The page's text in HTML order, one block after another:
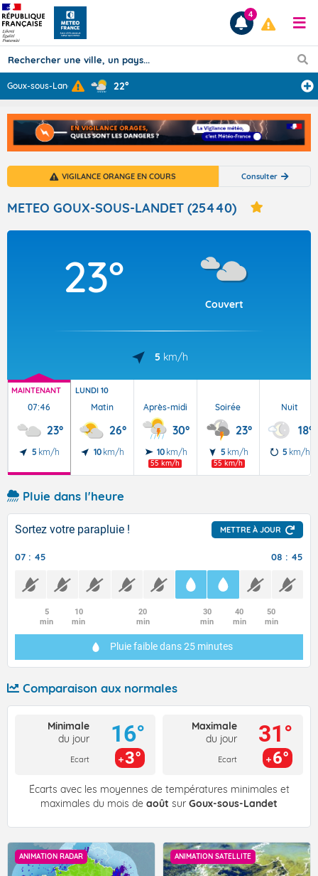
Prévisions
TOUS LES RÉSULTATS
Articles
4
Goux-sous-Lande... 22°
VIGILANCE ORANGE EN COURS Consulter
METEO GOUX-SOUS-LANDET (25440)
23°
Couvert
5 km/h
MAINTENANT
07:46
23°
5 km/h
LUNDI 10
Matin
26°
10 km/h
Après-midi
30°
10 km/h
55 km/h
Soirée
23°
5 km/h
55 km/h
Nuit
18°
5 km/h
Pluie dans l'heure
Sortez votre parapluie ! METTRE À JOUR
07 : 45 08 : 45
5
min
10
min
20
min
30
min
40
min
50
min
Pluie faibledans 25 minutes
Comparaison aux normales
Minimale
du jour
Ecart
16°
3°
Maximale
du jour
Ecart
31°
6°
Écarts avec les moyennes de températures minimales et
maximales du mois de août sur Goux-sous-Landet
ANIMATION RADAR ANIMATION SATELLITE